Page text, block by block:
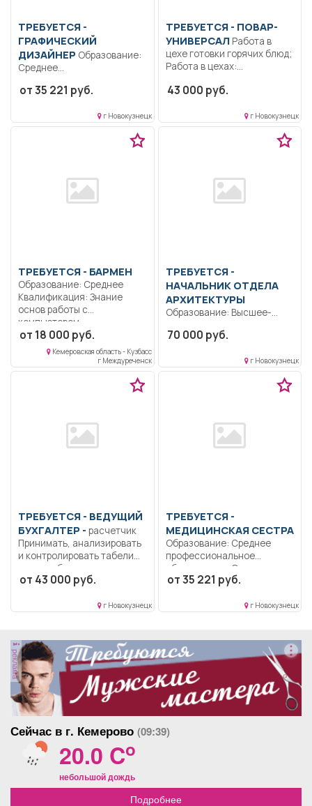
ТРЕБУЕТСЯ -
ГРАФИЧЕСКИЙ
ДИЗАЙНЕР
Среднее
образование..
документы (паспорт,...
от 35 221 руб.
г Новокузнецк
ТРЕБУЕТСЯ - ПОВАР-
УНИВЕРСАЛРабота в
цехе готовки горячих блюд;
Работа в цехах:...
43 000 руб.
г Новокузнецк
ТРЕБУЕТСЯ - БАРМЕН
Образование: Среднее
Квалификация: Знание
основ работы с
от 18 000 руб.
Кемеровская область - Кузбасс
г Междуреченск
ТРЕБУЕТСЯ -
НАЧАЛЬНИК ОТДЕЛА
АРХИТЕКТУРЫ
Образование: Высшее-
магистратура..
организационное
руководство отделом (7
70 000 руб.
г Новокузнецк
ТРЕБУЕТСЯ - ВЕДУЩИЙ
БУХГАЛТЕР - расчетчик
Принимать, анализировать
и контролировать табели
учета рабочего времени и...
от 43 000 руб.
г Новокузнецк
ТРЕБУЕТСЯ -
МЕДИЦИНСКАЯ СЕСТРА
Образование: Среднее
профессиональное
образование.. Оказание
первичной доврачебной
от 35 221 руб.
г Новокузнецк
реклама
Сейчас в г. Кемерово (09:39)
20.0 Co
небольшой дождь
Подробнее